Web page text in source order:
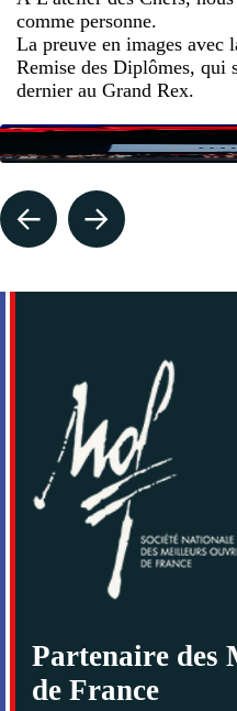
comme personne.
La preuve en images avec
Remise des Diplômes, qui
dernier au Grand Rex.
Partenaire des
de France